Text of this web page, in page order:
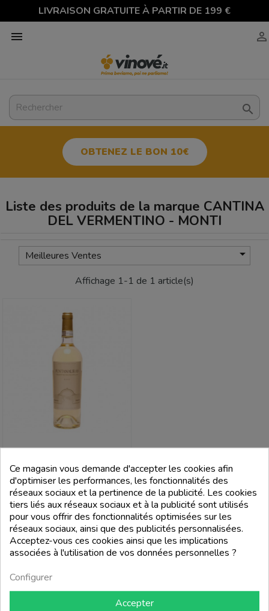
LIVRAISON GRATUITE À PARTIR DE 199 €
 

OBTENEZ LE BON 10€
Liste des produits de la marque CANTINA
DEL VERMENTINO - MONTI
Meilleures Ventes 
Affichage 1-1 de 1 article(s)
CANTINA DEL
VERMENTINO - MONTI
Vermentino Di Gallura Docg
Funtanaliras 2022 - Cantina Del
Vermentino - Monti
Prix
15,99 €
add_shopping_cart
Retour en haut
Ce magasin vous demande d'accepter les cookies afin
d'optimiser les performances, les fonctionnalités des
réseaux sociaux et la pertinence de la publicité. Les cookies
tiers liés aux réseaux sociaux et à la publicité sont utilisés
pour vous offrir des fonctionnalités optimisées sur les
réseaux sociaux, ainsi que des publicités personnalisées.
Acceptez-vous ces cookies ainsi que les implications
associées à l'utilisation de vos données personnelles ?
Configurer
Accepter